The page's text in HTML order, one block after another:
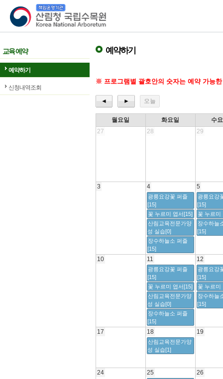
산림청 국립수목원
교육 예약
예약하기
신청내역조회
예약하기
※ 프로그램별 괄호안의 숫자는 예약 가능
◄ ► 오늘
월요일 화요일
수
27
28 29
3 4 5
10 11 12
17 18 19
24 25 26
광릉요강꽃 퍼즐
[15]
광릉요강
[15]
꽃 누르미 엽서[15]
꽃 누르미
산림교육전문가양
성 실습[0]
장수하늘
[15]
장수하늘소 퍼즐
[15]
광릉요강꽃 퍼즐
[15]
광릉요강
[15]
꽃 누르미 엽서[15]
꽃 누르미
산림교육전문가양
성 실습[0]
장수하늘
[15]
장수하늘소 퍼즐
[15]
산림교육전문가양
성 실습[1]